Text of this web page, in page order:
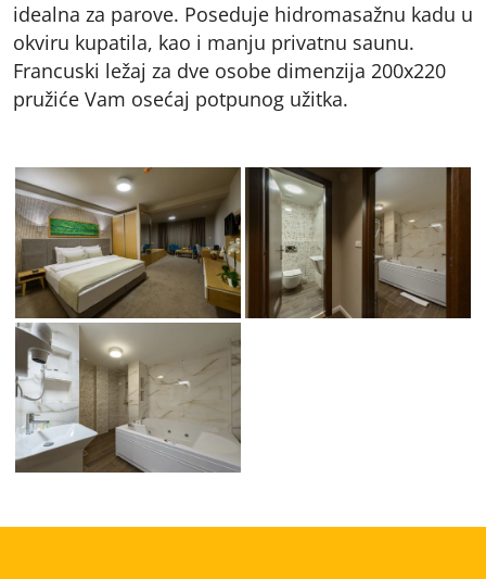
idealna za parove. Poseduje hidromasažnu kadu u
okviru kupatila, kao i manju privatnu saunu.
Francuski ležaj za dve osobe dimenzija 200x220
pružiće Vam osećaj potpunog užitka.
spa_studio_soba_1 spa_studio_soba_2
spa_studio_soba_3